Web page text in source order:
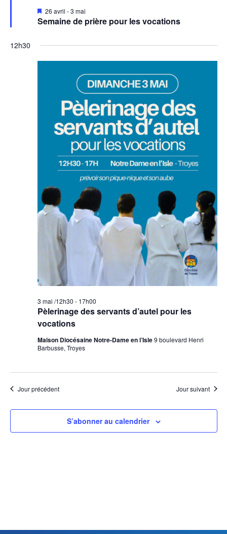
Semaine de prière pour les vocations
Mis
en
avant
26 avril -3 mai
12h30
Pèlerinage des servants d’autel pour les
vocations
3 mai /12h30 - 17h00
Maison Diocésaine Notre-Dame en l’Isle9 boulevard Henri
Barbusse, Troyes
Jour précédent Jour suivant
S’abonner au calendrier